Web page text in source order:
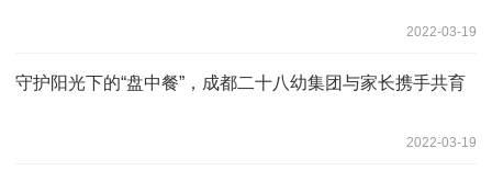
2022-03-19
守护阳光下的“盘中餐”，成都二十八幼集团与家长携手共育
2022-03-19